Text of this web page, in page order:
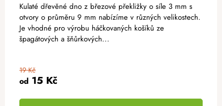
od 15 Kč
19 Kč
Kulaté dřevěné dno z březové překližky o síle 3 mm s
otvory o průměru 9 mm nabízíme v různých velikostech.
Je vhodné pro výrobu háčkovaných košíků ze
špagátových a šňůrkových...